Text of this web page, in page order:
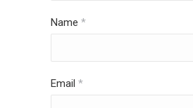
Name *
Email *